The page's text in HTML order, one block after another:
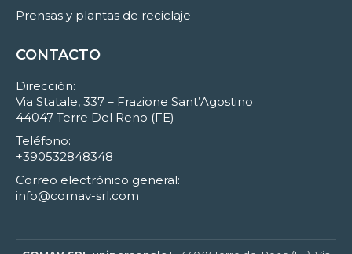
Prensas y plantas de reciclaje
CONTACTO
Dirección:
Via Statale, 337 – Frazione Sant’Agostino
44047 Terre Del Reno (FE)
Teléfono:
+390532848348
Correo electrónico general:
info@comav-srl.com